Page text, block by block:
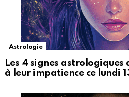
Astrologie
Les 4 signes
à leur impatience ce lundi